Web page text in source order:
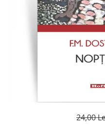
Literatura
Contemporana
24,00